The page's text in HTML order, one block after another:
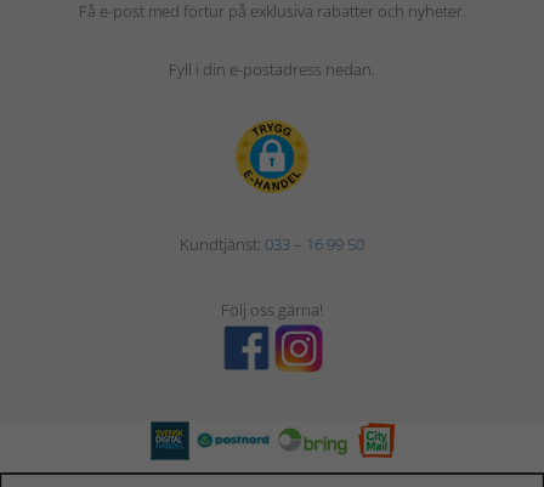
Få e-post med förtur på exklusiva rabatter och nyheter.
Fyll i din e-postadress nedan.
Kundtjänst: 033 – 16 99 50
Följ oss gärna!